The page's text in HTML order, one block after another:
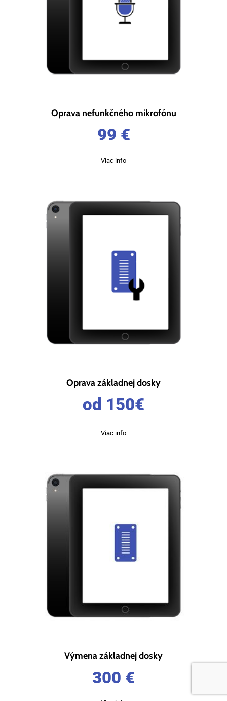
Oprava nefunkčného mikrofónu
99 €
Viac info
Oprava základnej dosky
od 150€
Viac info
Výmena základnej dosky
300 €